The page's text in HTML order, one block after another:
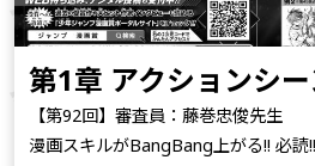
第1章 アクションシ
【第92回】審査員：藤巻忠俊先生
漫画スキルがBangBang上がる!! 必読